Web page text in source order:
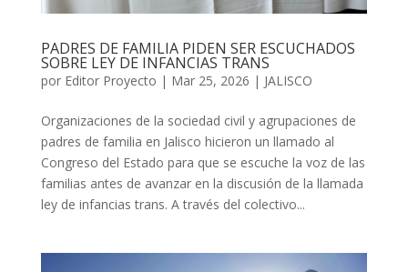
PADRES DE FAMILIA PIDEN SER ESCUCHADOS
SOBRE LEY DE INFANCIAS TRANS
por Editor Proyecto | Mar 25, 2026 | JALISCO
Organizaciones de la sociedad civil y agrupaciones de
padres de familia en Jalisco hicieron un llamado al
Congreso del Estado para que se escuche la voz de las
familias antes de avanzar en la discusión de la llamada
ley de infancias trans. A través del colectivo...